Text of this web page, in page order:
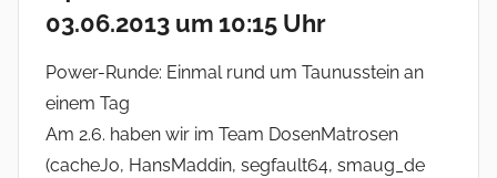
03.06.2013 um 10:15 Uhr
Power-Runde: Einmal rund um Taunusstein an
einem Tag
Am 2.6. haben wir im Team DosenMatrosen
(cacheJo, HansMaddin, segfault64, smaug_de